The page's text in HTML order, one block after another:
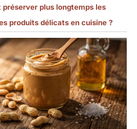
préserver plus longtemps les
produits délicats en cuisine ?